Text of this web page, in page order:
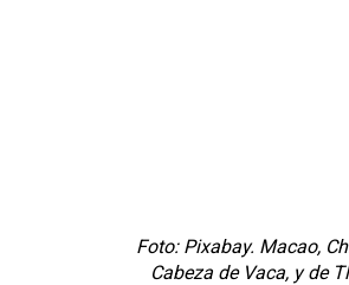
Foto: Pixabay. Macao,
Cabeza de Vaca, y de